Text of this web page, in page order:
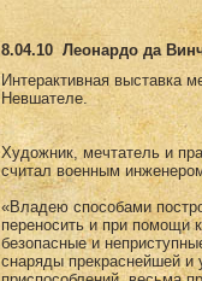
8.04.10 Леонардо да
Интерактивная выставка
Невшателе.
Художник, мечтатель и
считал военным
«Владею способами
переносить и при помощи
безопасные и
снаряды прекраснейшей